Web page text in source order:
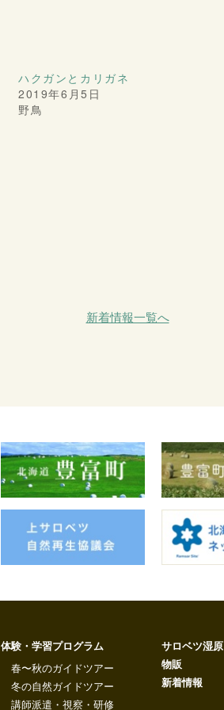
ハクガンとカリガネ
2019年6月5日
野鳥
新着情報一覧へ
体験・学習プログラム
春〜秋のガイドツアー
冬の自然ガイドツアー
講師派遣・視察・研修
サロベツ湿原
物販
新着情報